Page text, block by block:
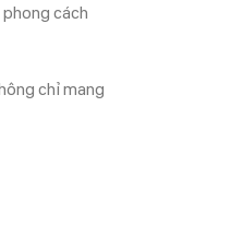
cách
chỉ mang